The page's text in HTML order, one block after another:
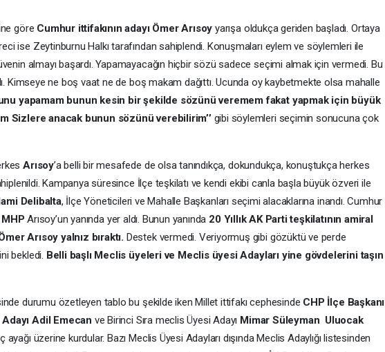
göre Cumhur ittifakının adayı Ömer Arısoy yarışa oldukça geriden başladı. Ortaya
ise Zeytinburnu Halkı tarafından sahiplendi. Konuşmaları eylem ve söylemleri ile
almayı başardı. Yapamayacağın hiçbir sözü sadece seçimi almak için vermedi. Bu
Kimseye ne boş vaat ne de boş makam dağıttı. Ucunda oy kaybetmekte olsa mahalle
yapamam bunun kesin bir şekilde sözünü veremem fakat yapmak için büyük
Sizlere anacak bunun sözünü verebilirim’’ gibi söylemleri seçimin sonucuna çok
Arısoy’a belli bir mesafede de olsa tanındıkça, dokundukça, konuştukça herkes
Kampanya süresince İlçe teşkilatı ve kendi ekibi canla başla büyük özveri ile
Delibalta, İlçe Yöneticileri ve Mahalle Başkanları seçimi alacaklarına inandı. Cumhur
MHP Arısoy’un yanında yer aldı. Bunun yanında 20 Yıllık AK Parti teşkilatının amiral
Arısoy yalnız bıraktı. Destek vermedi. Veriyormuş gibi gözüktü ve perde
bekledi. Belli başlı Meclis üyeleri ve Meclis üyesi Adayları yine gövdelerini taşın
durumu özetleyen tablo bu şekilde iken Millet ittifakı cephesinde CHP İlçe Başkanı
Adayı Adil Emecan ve Birinci Sıra meclis Üyesi Adayı Mimar Süleyman Uluocak
üzerine kurdular. Bazı Meclis Üyesi Adayları dışında Meclis Adaylığı listesinden